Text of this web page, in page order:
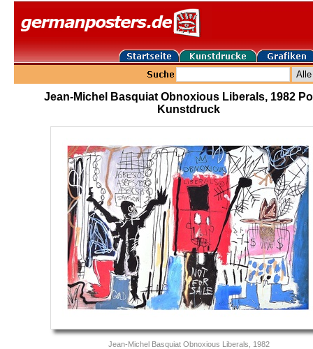
Jean-Michel Basquiat Obnoxious Liberals, 1982
Kunstdruck
Jean-Michel Basquiat Obnoxious Liberals, 1982